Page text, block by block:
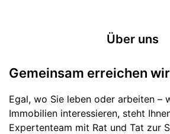
Über uns
Gemeinsam erreichen
Egal, wo Sie leben oder arbeiten –
Immobilien interessieren, steht
Expertenteam mit Rat und Tat zur